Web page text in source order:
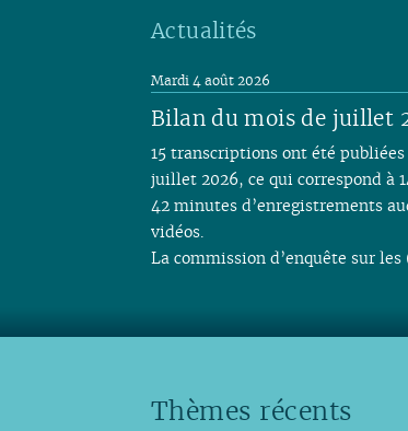
Actualités
Bilan du mois de juillet
Mardi 4 août 2026
15 transcriptions ont été publiées
juillet 2026, ce qui correspond à
42 minutes d’enregistrements
vidéos.
La commission d’enquête sur les
Thèmes récents